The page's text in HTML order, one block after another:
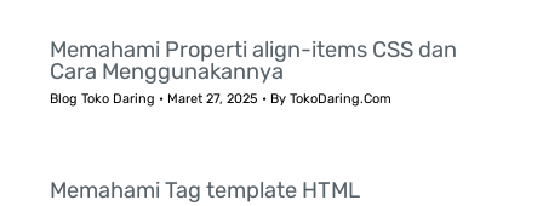
Memahami Properti align-items CSS dan
Cara Menggunakannya
Blog Toko Daring • Maret 27, 2025 • ByTokoDaring.Com
Memahami Tag template HTML